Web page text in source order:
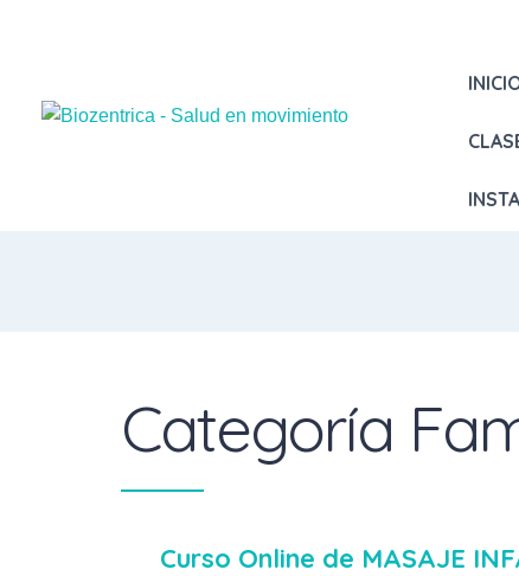
Categoría
Curso Online de MASAJE